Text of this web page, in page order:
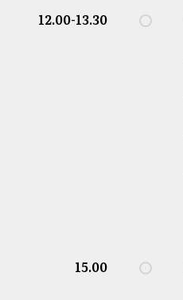
12.00-13.30
15.00